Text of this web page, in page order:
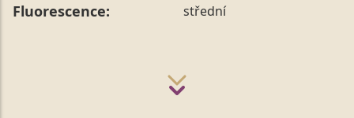
Fluorescence: střední